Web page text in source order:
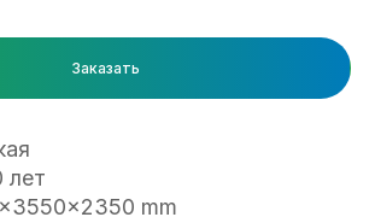
Заказать
лет
mm